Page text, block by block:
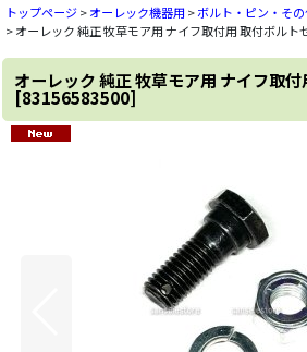
トップページ>オーレック機器用 >ボルト・ピン・そ
>オーレック 純正 牧草モア用 ナイフ取付用 取付ボルト
オーレック 純正 牧草モア用 ナイフ取
[83156583500]